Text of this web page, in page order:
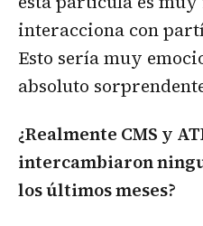
interacciona con
Esto sería muy
absoluto
¿Realmente CMS y
intercambiaron
los últimos meses?